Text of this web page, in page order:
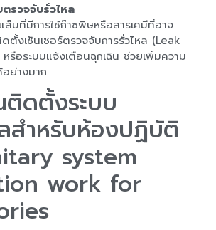
รวจจับรั่วไหล
ล็บที่มีการใช้ก๊าซพิษหรือสารเคมีที่อาจ
ดตั้งเซ็นเซอร์ตรวจจับการรั่วไหล (Leak
รือระบบแจ้งเตือนฉุกเฉิน ช่วยเพิ่มความ
ย่างมาก
ดตั้งระบบ
สำหรับห้องปฏิบัติ
system
work for